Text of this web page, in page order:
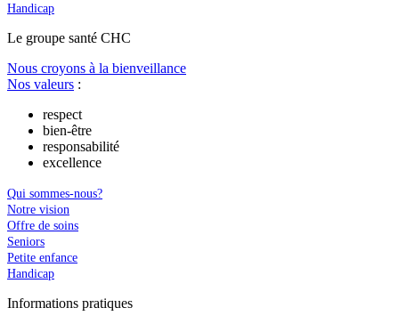
Handicap
Le groupe santé CHC
Nous croyons à la bienveillance
Nos valeurs :
respect
bien-être
responsabilité
excellence
Qui sommes-nous?
Notre vision
Offre de soins
Seniors
Petite enfance
Handicap
Informations pratiques